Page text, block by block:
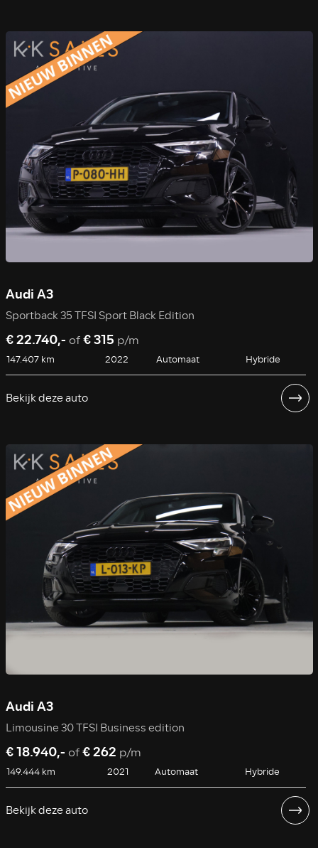
Audi A3
Sportback 35 TFSI Sport Black Edition
€ 22.740,- of€ 315 p/m
147.407 km 2022 Automaat Hybride
Bekijk deze auto
Audi A3
Limousine 30 TFSI Business edition
€ 18.940,- of€ 262 p/m
149.444 km 2021 Automaat Hybride
Bekijk deze auto